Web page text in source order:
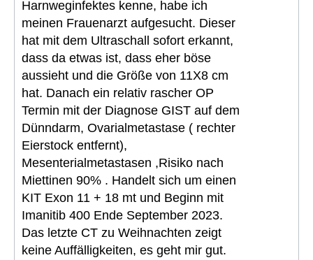
Harnweginfektes kenne, habe ich
meinen Frauenarzt aufgesucht. Dieser
hat mit dem Ultraschall sofort erkannt,
dass da etwas ist, dass eher böse
aussieht und die Größe von 11X8 cm
hat. Danach ein relativ rascher OP
Termin mit der Diagnose GIST auf dem
Dünndarm, Ovarialmetastase ( rechter
Eierstock entfernt),
Mesenterialmetastasen ,Risiko nach
Miettinen 90% . Handelt sich um einen
KIT Exon 11 + 18 mt und Beginn mit
Imanitib 400 Ende September 2023.
Das letzte CT zu Weihnachten zeigt
keine Auffälligkeiten, es geht mir gut.